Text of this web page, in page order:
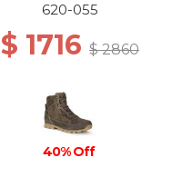
620-055
$ 1716 $ 2860
40% Off